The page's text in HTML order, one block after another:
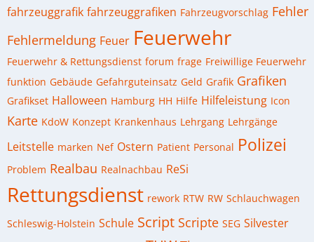
fahrzeuggrafik fahrzeuggrafiken Fahrzeugvorschlag Fehler
Fehlermeldung Feuer Feuerwehr
Feuerwehr & Rettungsdienst forum frage Freiwillige Feuerwehr
funktion Gebäude Gefahrguteinsatz Geld Grafik Grafiken
Grafikset Halloween Hamburg HH Hilfe Hilfeleistung Icon
Karte KdoW Konzept Krankenhaus Lehrgang Lehrgänge
Leitstelle marken Nef Ostern Patient Personal Polizei
Problem Realbau Realnachbau ReSi
Rettungsdienst rework RTW RW Schlauchwagen
Schleswig-Holstein Schule Script Scripte SEG Silvester